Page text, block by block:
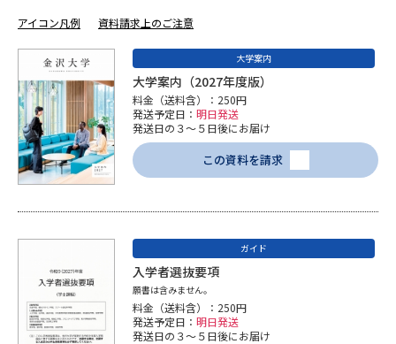
受験準備
志望校・出願校を調べる
併願校選び 受験スケジュールを立てよう
先輩が入学を決めた理由
新生活お役立ちガイド
学問発見
アイコン凡例 資料請求上のご注意
大学案内
大学案内（2027年度版）
料金（送料含）：250円
発送予定日： 明日発送
発送日の３～５日後にお届け
この資料を請求
ガイド
入学者選抜要項
願書は含みません。
料金（送料含）：250円
発送予定日： 明日発送
発送日の３～５日後にお届け